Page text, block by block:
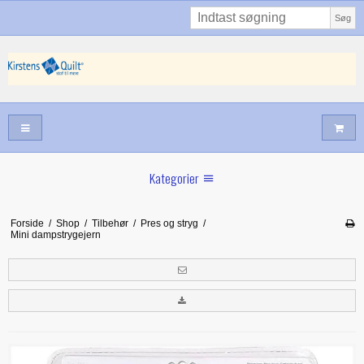
Søg
Kategorier
Juni nyt
Forside / Shop / Tilbehør / Pres og stryg /
Mini dampstrygejern